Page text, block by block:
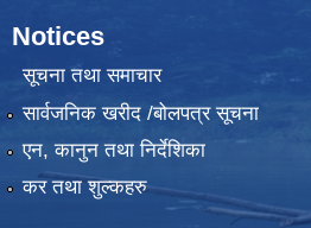
Notices
सूचना तथा समाचार
सार्वजनिक खरीद /बोलपत्र सूचना
एन, कानुन तथा निर्देशिका
कर तथा शुल्कहरु